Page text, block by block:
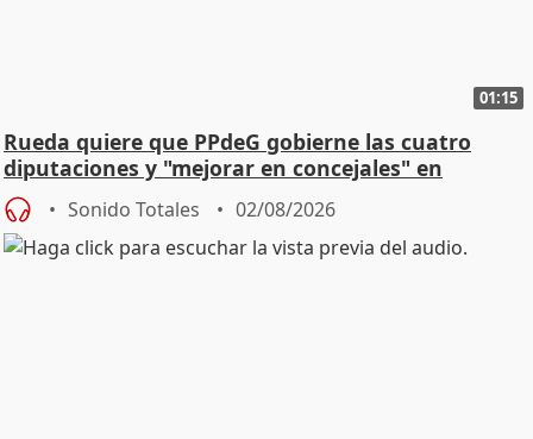
01:15
Rueda quiere que PPdeG gobierne las cuatro
diputaciones y "mejorar en concejales" en
ciudades
Sonido Totales 02/08/2026